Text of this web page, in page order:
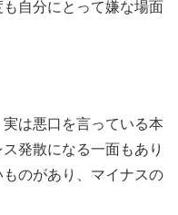
自分にとって嫌な場面
は悪口を言っている本
発散になる一面もあり
のがあり、マイナスの